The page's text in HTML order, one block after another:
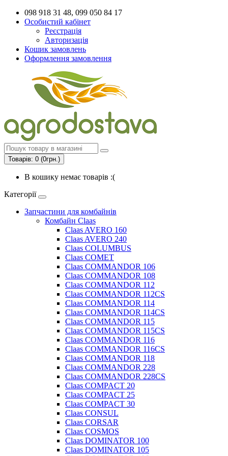
098 918 31 48, 099 050 84 17
Особистий кабінет
Реєстрація
Авторизація
Кошик замовлень
Оформлення замовлення
Товарів: 0 (0грн.)
В кошику немає товарів :(
Категорії
Запчастини для комбайнів
Комбайн Claas
Claas AVERO 160
Claas AVERO 240
Claas COLUMBUS
Claas COMET
Claas COMMANDOR 106
Claas COMMANDOR 108
Claas COMMANDOR 112
Claas COMMANDOR 112CS
Claas COMMANDOR 114
Claas COMMANDOR 114CS
Claas COMMANDOR 115
Claas COMMANDOR 115CS
Claas COMMANDOR 116
Claas COMMANDOR 116CS
Claas COMMANDOR 118
Claas COMMANDOR 228
Claas COMMANDOR 228CS
Claas COMPACT 20
Claas COMPACT 25
Claas COMPACT 30
Claas CONSUL
Claas CORSAR
Claas COSMOS
Claas DOMINATOR 100
Claas DOMINATOR 105